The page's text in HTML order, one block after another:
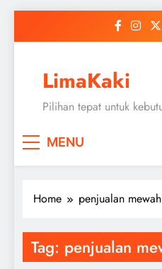
LimaKaki
Pilihan tepat untuk
MENU
Home penjualan mewah
Tag: penjualan